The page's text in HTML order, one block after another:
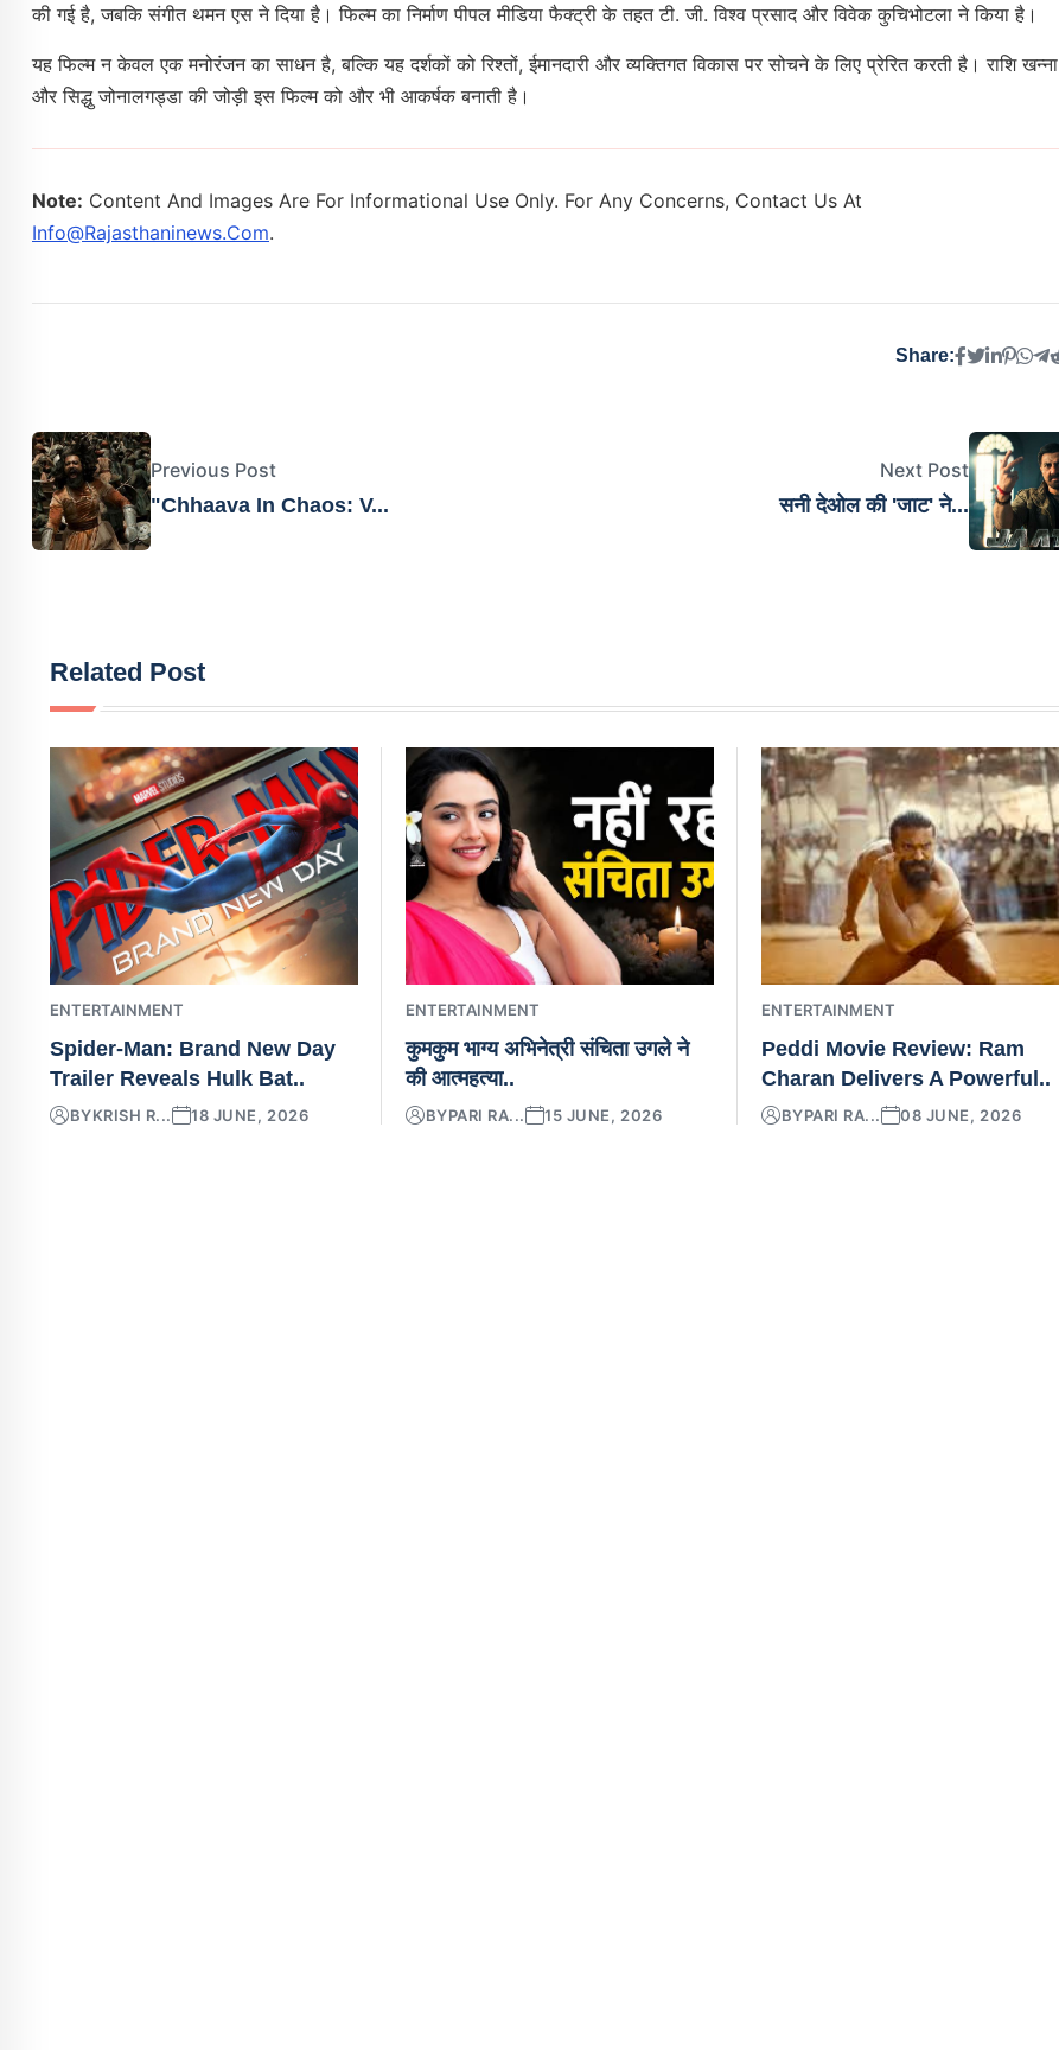
की गई है, जबकि संगीत थमन एस ने दिया है। फिल्म का निर्माण पीपल मीडिया फैक्ट्री के तहत टी. जी. विश्व प्रसाद और विवेक कुचिभोटला ने किया है।
यह फिल्म न केवल एक मनोरंजन का साधन है, बल्कि यह दर्शकों को रिश्तों, ईमानदारी और व्यक्तिगत विकास पर सोचने के लिए प्रेरित करती है। राशि खन्ना
और सिद्धु जोनालगड्डा की जोड़ी इस फिल्म को और भी आकर्षक बनाती है।
Note: Content And Images Are For Informational Use Only. For Any Concerns, Contact Us At
Info@rajasthaninews.com.
Share:
Previous Post
"Chhaava In Chaos: V...
Next Post
सनी देओल की 'जाट' ने...
Related Post
ENTERTAINMENT
Spider-Man: Brand New Day
Trailer Reveals Hulk Bat..
BYKRISH R... 18 JUNE, 2026
ENTERTAINMENT
कुमकुम भाग्य अभिनेत्री संचिता उगले ने
की आत्महत्या..
BYPARI RA... 15 JUNE, 2026
ENTERTAINMENT
Peddi Movie Review: Ram
Charan Delivers A Powerful..
BYPARI RA... 08 JUNE, 2026